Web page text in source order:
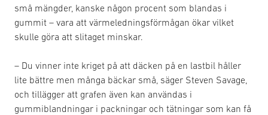
små mängder, kanske någon procent som blandas i
gummit – vara att värmeledningsförmågan ökar vilket
skulle göra att slitaget minskar.
– Du vinner inte kriget på att däcken på en lastbil håller
lite bättre men många bäckar små, säger Steven Savage,
och tillägger att grafen även kan användas i
gummiblandningar i packningar och tätningar som kan få